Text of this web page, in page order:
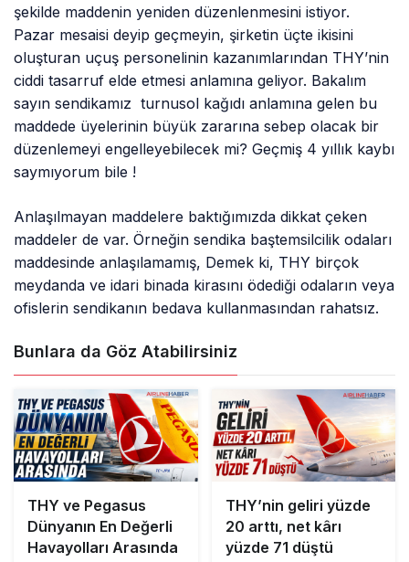
şekilde maddenin yeniden düzenlenmesini istiyor.
Pazar mesaisi deyip geçmeyin, şirketin üçte ikisini
oluşturan uçuş personelinin kazanımlarından THY’nin
ciddi tasarruf elde etmesi anlamına geliyor. Bakalım
sayın sendikamız turnusol kağıdı anlamına gelen bu
maddede üyelerinin büyük zararına sebep olacak bir
düzenlemeyi engelleyebilecek mi? Geçmiş 4 yıllık kaybı
saymıyorum bile !
Anlaşılmayan maddelere baktığımızda dikkat çeken
maddeler de var. Örneğin sendika baştemsilcilik odaları
maddesinde anlaşılamamış, Demek ki, THY birçok
meydanda ve idari binada kirasını ödediği odaların veya
ofislerin sendikanın bedava kullanmasından rahatsız.
Bunlara da Göz Atabilirsiniz
THY ve Pegasus
Dünyanın En Değerli
Havayolları Arasında
THY’nin geliri yüzde
20 arttı, net kârı
yüzde 71 düştü